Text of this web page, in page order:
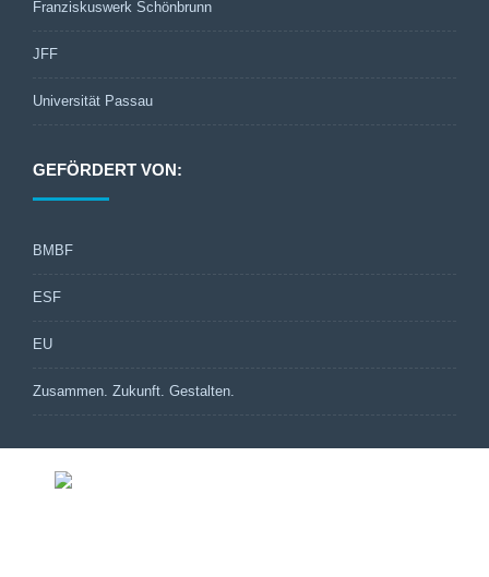
Franziskuswerk Schönbrunn
JFF
Universität Passau
GEFÖRDERT VON:
BMBF
ESF
EU
Zusammen. Zukunft. Gestalten.